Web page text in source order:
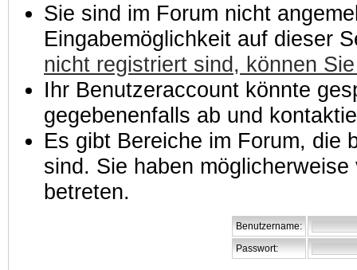
Sie sind im Forum nicht
Eingabemöglichkeit auf dieser
nicht registriert sind, können
Ihr Benutzeraccount könnte
gegebenenfalls ab und
Es gibt Bereiche im Forum, die
sind. Sie haben
betreten.
Benutzername:
Passwort: